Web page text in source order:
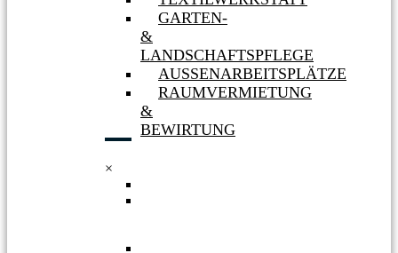
GARTEN-
&
LANDSCHAFTSPFLEGE
AUSSENARBEITSPLÄTZE
RAUMVERMIETUNG
&
BEWIRTUNG
×